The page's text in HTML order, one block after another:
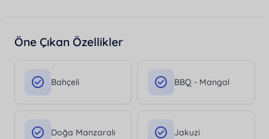
Öne Çıkan Özellikler
Bahçeli BBQ - Mangal
Doğa Manzaralı Jakuzi